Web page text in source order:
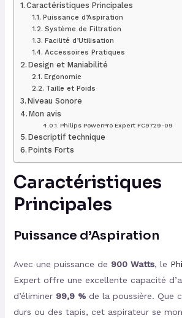
Caractéristiques Principales
Puissance d’Aspiration
Système de Filtration
Facilité d’Utilisation
Accessoires Pratiques
Design et Maniabilité
Ergonomie
Taille et Poids
Niveau Sonore
Mon avis
Philips PowerPro Expert FC9729-09
Descriptif technique
Points Forts
Caractéristiques
Principales
Puissance d’Aspiration
Avec une puissance de 900 Watts, le
Expert offre une excellente capacité
d’éliminer 99,9 %de la poussière. Que
durs ou des tapis, cet aspirateur se